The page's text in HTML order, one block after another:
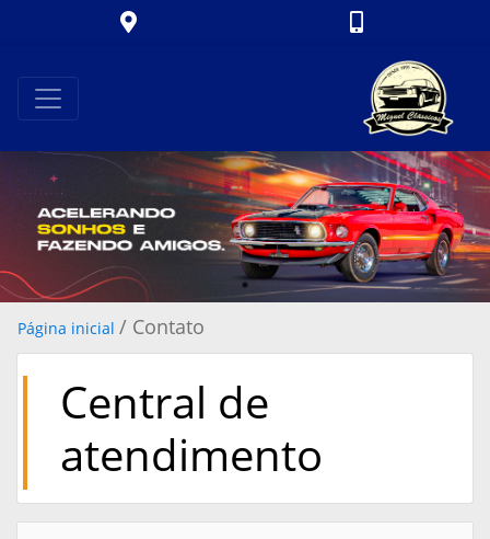
Página inicial / Contato
Central de
atendimento